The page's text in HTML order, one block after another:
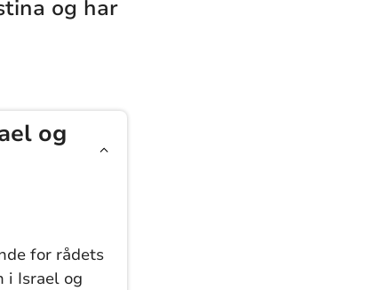
og har
og
for rådets
i Israel og